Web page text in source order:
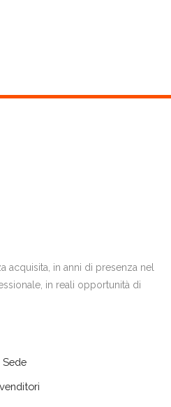
acquisita, in anni di presenza nel
in reali opportunità di
Sede